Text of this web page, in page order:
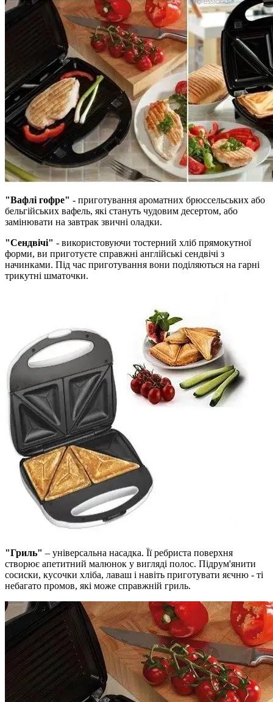
"Вафлі гофре" - приготування ароматних брюссельських або
бельгійських вафель, які стануть чудовим десертом, або
замінювати на завтрак звичні оладки.
"Сендвічі" - використовуючи тостерний хліб прямокутної
форми, ви приготуєте справжні англійські сендвічі з
начинками. Під час приготування вони поділяються на гарні
трикутні шматочки.
"Гриль" – універсальна насадка. Її ребриста поверхня
створює апетитний малюнок у вигляді полос. Підрум'янити
сосиски, кусочки хліба, лаваш і навіть приготувати яєчню - ті
небагато промов, які може справжній гриль.